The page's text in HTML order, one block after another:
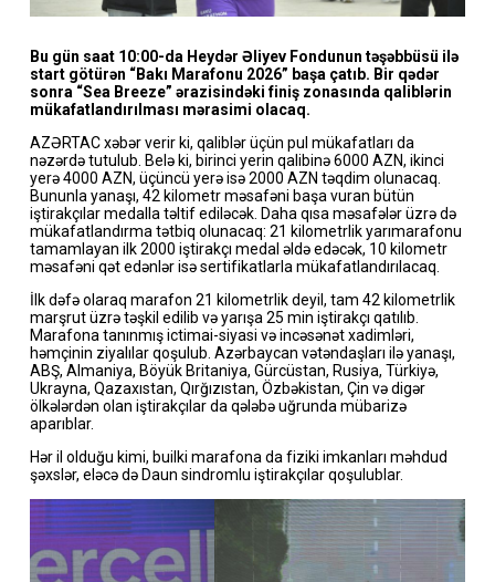
Bu gün saat 10:00-da Heydər Əliyev Fondunun təşəbbüsü ilə
start götürən “Bakı Marafonu 2026” başa çatıb. Bir qədər
sonra “Sea Breeze” ərazisindəki finiş zonasında qaliblərin
mükafatlandırılması mərasimi olacaq.
AZƏRTAC xəbər verir ki, qaliblər üçün pul mükafatları da
nəzərdə tutulub. Belə ki, birinci yerin qalibinə 6000 AZN, ikinci
yerə 4000 AZN, üçüncü yerə isə 2000 AZN təqdim olunacaq.
Bununla yanaşı, 42 kilometr məsafəni başa vuran bütün
iştirakçılar medalla təltif ediləcək. Daha qısa məsafələr üzrə də
mükafatlandırma tətbiq olunacaq: 21 kilometrlik yarımarafonu
tamamlayan ilk 2000 iştirakçı medal əldə edəcək, 10 kilometr
məsafəni qət edənlər isə sertifikatlarla mükafatlandırılacaq.
İlk dəfə olaraq marafon 21 kilometrlik deyil, tam 42 kilometrlik
marşrut üzrə təşkil edilib və yarışa 25 min iştirakçı qatılıb.
Marafona tanınmış ictimai-siyasi və incəsənət xadimləri,
həmçinin ziyalılar qoşulub. Azərbaycan vətəndaşları ilə yanaşı,
ABŞ, Almaniya, Böyük Britaniya, Gürcüstan, Rusiya, Türkiyə,
Ukrayna, Qazaxıstan, Qırğızıstan, Özbəkistan, Çin və digər
ölkələrdən olan iştirakçılar da qələbə uğrunda mübarizə
aparıblar.
Hər il olduğu kimi, builki marafona da fiziki imkanları məhdud
şəxslər, eləcə də Daun sindromlu iştirakçılar qoşulublar.